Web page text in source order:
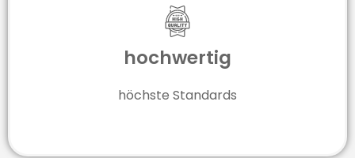
hochwertig
höchste Standards